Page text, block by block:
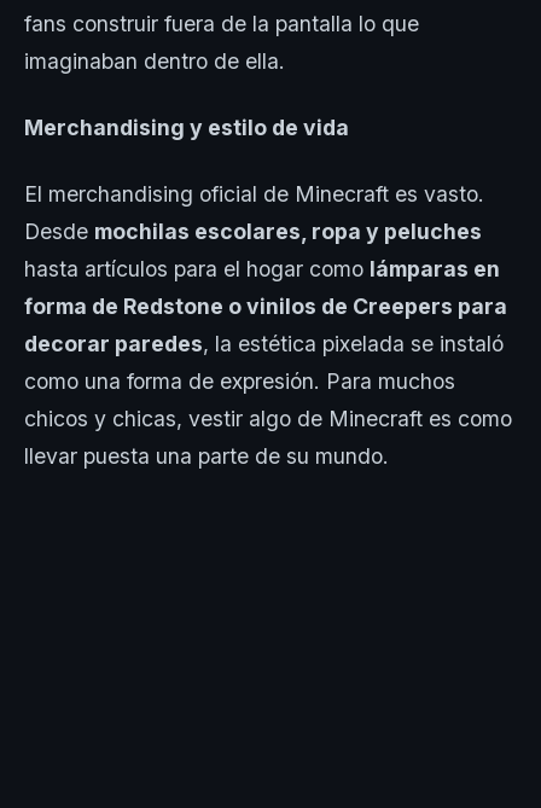
fans construir fuera de la pantalla lo que
imaginaban dentro de ella.
Merchandising y estilo de vida
El merchandising oficial de Minecraft es vasto.
Desde mochilas escolares, ropa y peluches
hasta artículos para el hogar como lámparas en
forma de Redstone o vinilos de Creepers para
decorar paredes, la estética pixelada se instaló
como una forma de expresión. Para muchos
chicos y chicas, vestir algo de Minecraft es como
llevar puesta una parte de su mundo.